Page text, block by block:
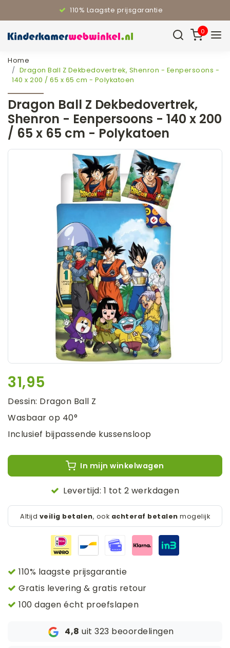
110% Laagste prijsgarantie
0
Home
Dragon Ball Z Dekbedovertrek, Shenron - Eenpersoons -
140 x 200 / 65 x 65 cm - Polykatoen
Dragon Ball Z Dekbedovertrek,
Shenron - Eenpersoons - 140 x 200
/ 65 x 65 cm - Polykatoen
31,95
Dessin: Dragon Ball Z
Wasbaar op 40°
Inclusief bijpassende kussensloop
In mijn winkelwagen
Levertijd: 1 tot 2 werkdagen
Altijd veilig betalen, ook achteraf betalen mogelijk
110% laagste prijsgarantie
Gratis levering & gratis retour
100 dagen écht proefslapen
4,8 uit 323 beoordelingen